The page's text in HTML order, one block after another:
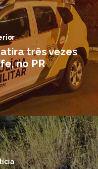
três vezes
no PR